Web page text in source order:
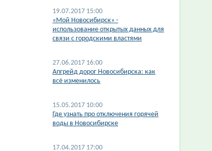
19.07.2017 15:00
«Мой Новосибирск» -
использование открытых данных для
связи с городскими властями
27.06.2017 16:00
Апгрейд дорог Новосибирска: как
всё изменилось
15.05.2017 10:00
Где узнать про отключения горячей
воды в Новосибирске
17.04.2017 17:00